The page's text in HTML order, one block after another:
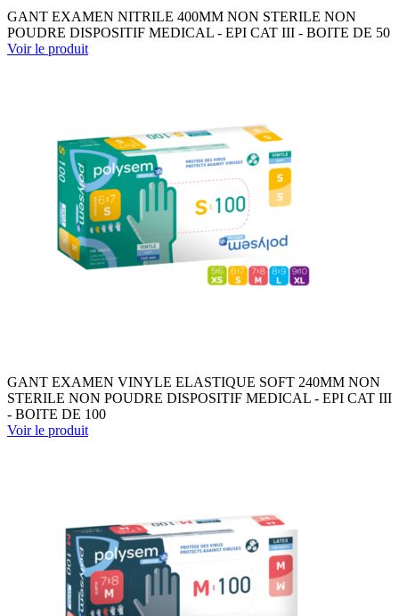
GANT EXAMEN NITRILE 400MM NON STERILE NON
POUDRE DISPOSITIF MEDICAL - EPI CAT III - BOITE DE 50
Voir le produit
GANT EXAMEN VINYLE ELASTIQUE SOFT 240MM NON
STERILE NON POUDRE DISPOSITIF MEDICAL - EPI CAT III
- BOITE DE 100
Voir le produit